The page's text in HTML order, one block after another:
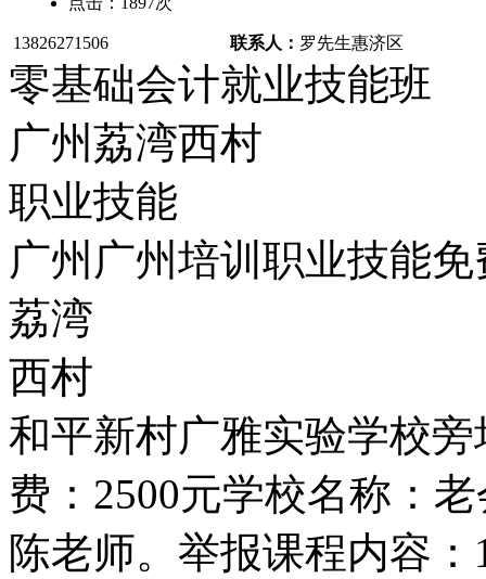
13826271506 联系人： 罗先生惠济区
零基础会计就业技能班
广州荔湾西村
职业技能
广州广州培训职业技能
荔湾
西村
和平新村广雅实验学校
费：2500元学校名称：
陈老师。举报课程内容